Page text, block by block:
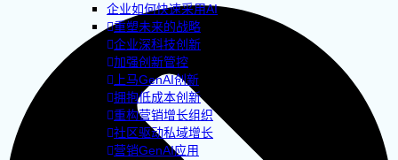
企业如何快速采用AI
重塑未来的战略
企业深科技创新
加强创新管控
上马GenAI创新
拥抱低成本创新
重构营销增长组织
社区驱动私域增长
营销GenAI应用